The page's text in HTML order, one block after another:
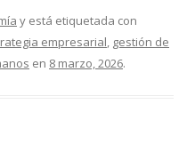
y está etiquetada con
empresarial, gestión de
en 8 marzo, 2026.